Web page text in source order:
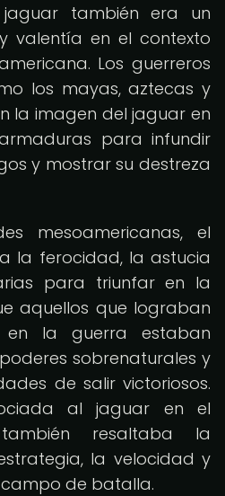
jaguar también era un
valentía en el contexto
Los guerreros
los mayas, aztecas y
la imagen del jaguar en
para infundir
y mostrar su destreza
mesoamericanas, el
la ferocidad, la astucia
para triunfar en la
aquellos que lograban
la guerra estaban
sobrenaturales y
de salir victoriosos.
al jaguar en el
resaltaba la
la velocidad y
de batalla.